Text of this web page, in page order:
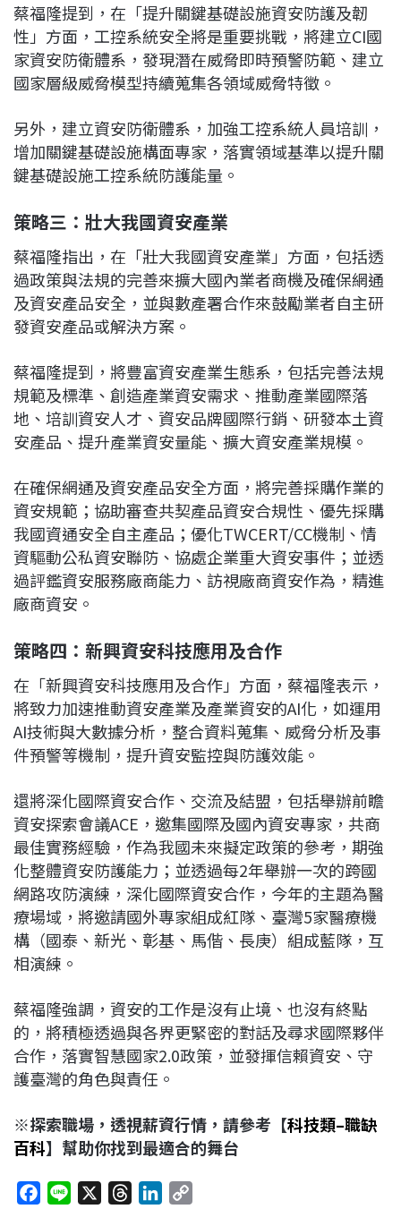
蔡福隆提到，在「提升關鍵基礎設施資安防護及韌
性」方面，工控系統安全將是重要挑戰，將建立CI國
家資安防衛體系，發現潛在威脅即時預警防範、建立
國家層級威脅模型持續蒐集各領域威脅特徵。
另外，建立資安防衛體系，加強工控系統人員培訓，
增加關鍵基礎設施構面專家，落實領域基準以提升關
鍵基礎設施工控系統防護能量。
策略三：壯大我國資安產業
蔡福隆指出，在「壯大我國資安產業」方面，包括透
過政策與法規的完善來擴大國內業者商機及確保網通
及資安產品安全，並與數產署合作來鼓勵業者自主研
發資安產品或解決方案。
蔡福隆提到，將豐富資安產業生態系，包括完善法規
規範及標準、創造產業資安需求、推動產業國際落
地、培訓資安人才、資安品牌國際行銷、研發本土資
安產品、提升產業資安量能、擴大資安產業規模。
在確保網通及資安產品安全方面，將完善採購作業的
資安規範；協助審查共契產品資安合規性、優先採購
我國資通安全自主產品；優化TWCERT/CC機制、情
資驅動公私資安聯防、協處企業重大資安事件；並透
過評鑑資安服務廠商能力、訪視廠商資安作為，精進
廠商資安。
策略四：新興資安科技應用及合作
在「新興資安科技應用及合作」方面，蔡福隆表示，
將致力加速推動資安產業及產業資安的AI化，如運用
AI技術與大數據分析，整合資料蒐集、威脅分析及事
件預警等機制，提升資安監控與防護效能。
還將深化國際資安合作、交流及結盟，包括舉辦前瞻
資安探索會議ACE，邀集國際及國內資安專家，共商
最佳實務經驗，作為我國未來擬定政策的參考，期強
化整體資安防護能力；並透過每2年舉辦一次的跨國
網路攻防演練，深化國際資安合作，今年的主題為醫
療場域，將邀請國外專家組成紅隊、臺灣5家醫療機
構（國泰、新光、彰基、馬偕、長庚）組成藍隊，互
相演練。
蔡福隆強調，資安的工作是沒有止境、也沒有終點
的，將積極透過與各界更緊密的對話及尋求國際夥伴
合作，落實智慧國家2.0政策，並發揮信賴資安、守
護臺灣的角色與責任。
※探索職場，透視薪資行情，請參考【科技類–職缺
百科】幫助你找到最適合的舞台